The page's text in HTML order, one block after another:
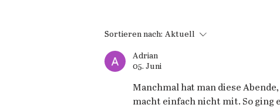
Sortieren nach: Aktuell
Adrian
05. Juni
Manchmal hat man diese
macht einfach nicht mit. So ging